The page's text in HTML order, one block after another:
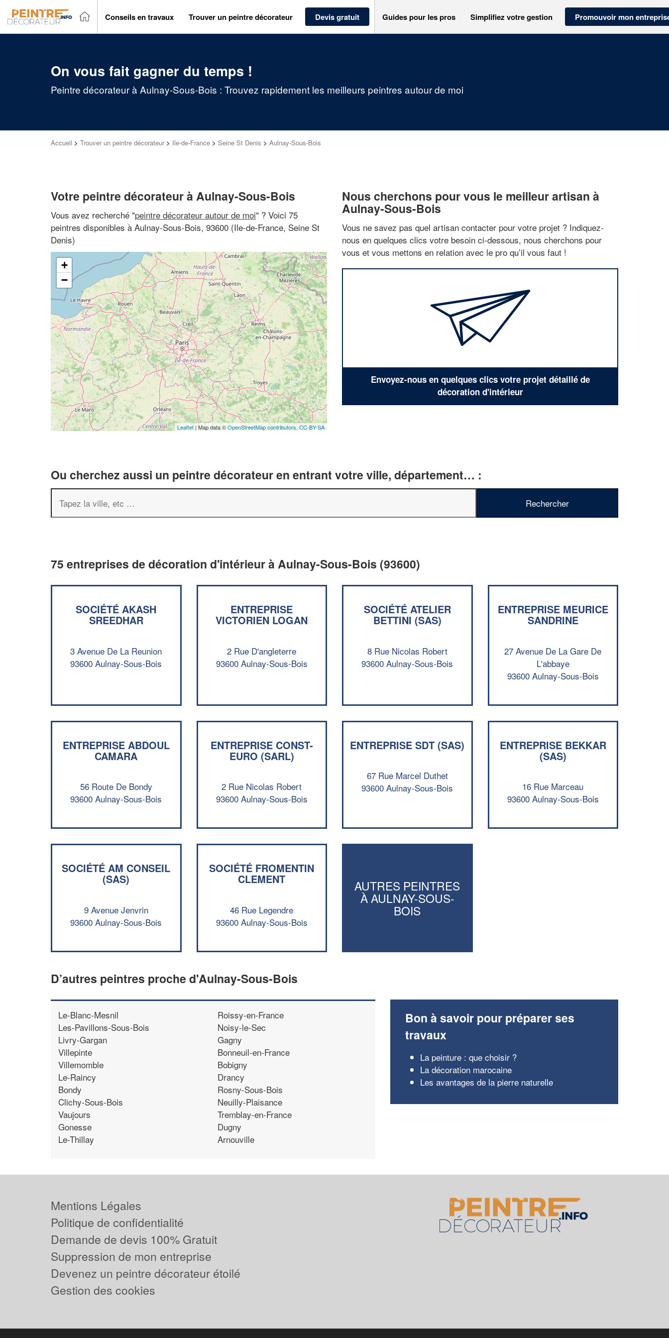
Conseils en travaux Trouver un peintre décorateur Devis gratuit Guides pour les pros Simplifiez votre gestion Promouvoir mon
On vous fait gagner du temps !
Peintre décorateur à Aulnay-Sous-Bois : Trouvez rapidement les meilleurs peintres autour de moi
Accueil > Trouver un peintre décorateur > Ile-de-France > Seine St Denis > Aulnay-Sous-Bois
Votre peintre décorateur à Aulnay-Sous-Bois
Vous avez recherché "peintre décorateur autour de moi" ? Voici 75
peintres disponibles à Aulnay-Sous-Bois, 93600 (Ile-de-France, Seine St
Denis)
+
−
Leaflet | Map data ©OpenStreetMap contributors, CC-BY-SA
Nous cherchons pour vous le meilleur artisan à
Aulnay-Sous-Bois
Vous ne savez pas quel artisan contacter pour votre projet ? Indiquez-
nous en quelques clics votre besoin ci-dessous, nous cherchons pour
vous et vous mettons en relation avec le pro qu’il vous faut !
Envoyez-nous en quelques clics votre projet détaillé de
décoration d'intérieur
Ou cherchez aussi un peintre décorateur en entrant votre ville, département… :
75 entreprises de décoration d'intérieur à Aulnay-Sous-Bois (93600)
SOCIÉTÉ AKASH
SREEDHAR
3 Avenue De La Reunion
93600 Aulnay-Sous-Bois
ENTREPRISE
VICTORIEN LOGAN
2 Rue D'angleterre
93600 Aulnay-Sous-Bois
SOCIÉTÉ ATELIER
BETTINI (SAS)
8 Rue Nicolas Robert
93600 Aulnay-Sous-Bois
ENTREPRISE MEURICE
SANDRINE
27 Avenue De La Gare De
L'abbaye
93600 Aulnay-Sous-Bois
ENTREPRISE ABDOUL
CAMARA
56 Route De Bondy
93600 Aulnay-Sous-Bois
ENTREPRISE CONST-
EURO (SARL)
2 Rue Nicolas Robert
93600 Aulnay-Sous-Bois
ENTREPRISE SDT (SAS)
67 Rue Marcel Duthet
93600 Aulnay-Sous-Bois
ENTREPRISE BEKKAR
(SAS)
16 Rue Marceau
93600 Aulnay-Sous-Bois
SOCIÉTÉ AM CONSEIL
(SAS)
9 Avenue Jenvrin
93600 Aulnay-Sous-Bois
SOCIÉTÉ FROMENTIN
CLEMENT
46 Rue Legendre
93600 Aulnay-Sous-Bois
AUTRES PEINTRES
À AULNAY-SOUS-
BOIS
D’autres peintres proche d'Aulnay-Sous-Bois
Le-Blanc-Mesnil
Les-Pavillons-Sous-Bois
Livry-Gargan
Villepinte
Villemomble
Le-Raincy
Bondy
Clichy-Sous-Bois
Vaujours
Gonesse
Le-Thillay
Roissy-en-France
Noisy-le-Sec
Gagny
Bonneuil-en-France
Bobigny
Drancy
Rosny-Sous-Bois
Neuilly-Plaisance
Tremblay-en-France
Dugny
Arnouville
Bon à savoir pour préparer ses
travaux
La peinture : que choisir ?
La décoration marocaine
Les avantages de la pierre naturelle
professionnel ?
Augmentez votrechiffre d'affaires
marges
En savoir plus
Mentions Légales
Politique de confidentialité
Demande de devis 100% Gratuit
Suppression de mon entreprise
Devenez un peintre décorateur étoilé
Gestion des cookies